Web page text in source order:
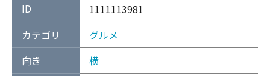
ID
1111113981
カテゴリ
グルメ
向き
横